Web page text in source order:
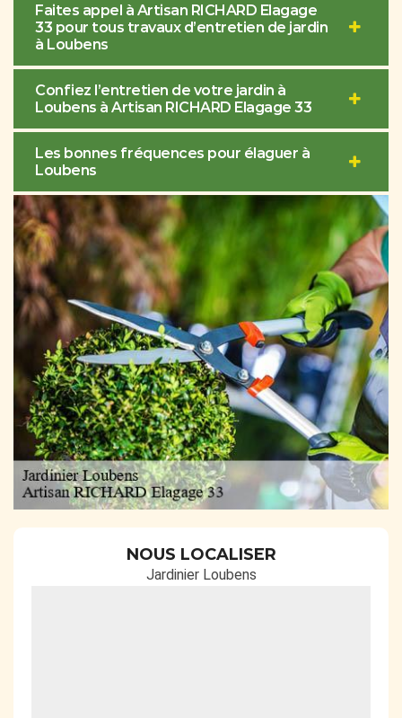
Faites appel à Artisan RICHARD Elagage
33 pour tous travaux d’entretien de jardin
à Loubens
Confiez l’entretien de votre jardin à
Loubens à Artisan RICHARD Elagage 33
Les bonnes fréquences pour élaguer à
Loubens
NOUS LOCALISER
Jardinier Loubens